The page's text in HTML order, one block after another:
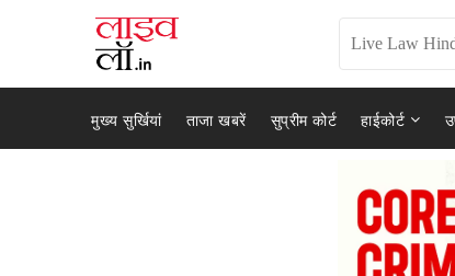
मुख्य सुर्खियां ताजा खबरें सुप्रीम कोर्ट हाईकोर्ट